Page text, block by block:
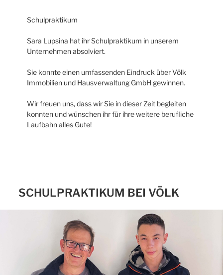
Schulpraktikum
Sara Lupsina hat ihr Schulpraktikum in unserem
Unternehmen absolviert.
Sie konnte einen umfassenden Eindruck über Völk
Immobilien und Hausverwaltung GmbH gewinnen.
Wir freuen uns, dass wir Sie in dieser Zeit begleiten
konnten und wünschen ihr für ihre weitere berufliche
Laufbahn alles Gute!
SCHULPRAKTIKUM BEI VÖLK